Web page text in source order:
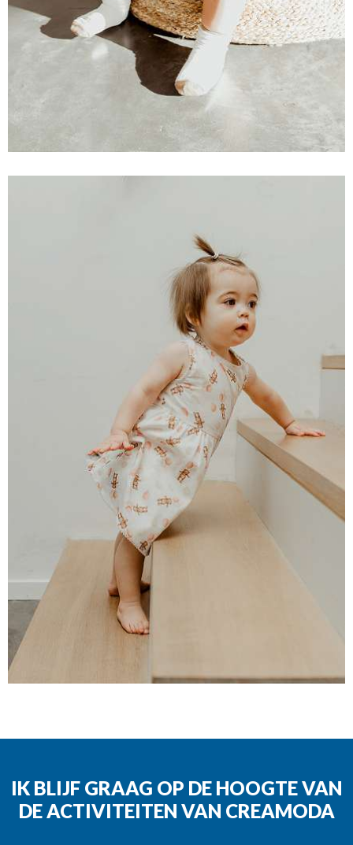
IK BLIJF GRAAG OP DE HOOGTE VAN
DE ACTIVITEITEN VAN CREAMODA